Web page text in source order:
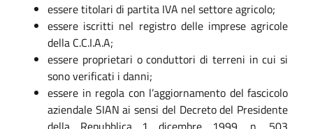
essere titolari di partita IVA nel settore agricolo;
essere iscritti nel registro delle imprese agricole
della C.C.I.A.A;
essere proprietari o conduttori di terreni in cui si
sono verificati i danni;
essere in regola con l’aggiornamento del fascicolo
aziendale SIAN ai sensi del Decreto del Presidente